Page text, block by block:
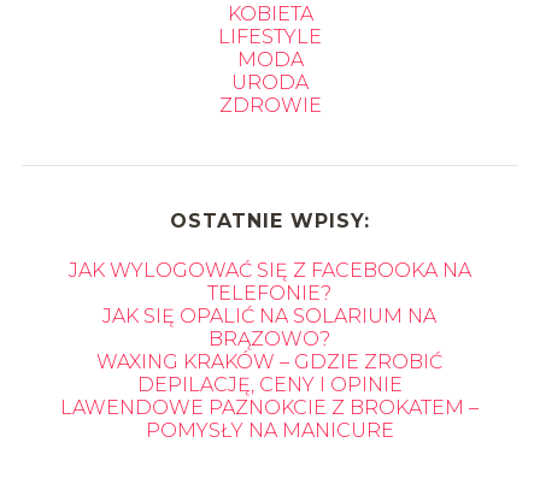
KOBIETA
LIFESTYLE
MODA
URODA
ZDROWIE
OSTATNIE WPISY:
JAK WYLOGOWAĆ SIĘ Z FACEBOOKA NA
TELEFONIE?
JAK SIĘ OPALIĆ NA SOLARIUM NA
BRĄZOWO?
WAXING KRAKÓW – GDZIE ZROBIĆ
DEPILACJĘ, CENY I OPINIE
LAWENDOWE PAZNOKCIE Z BROKATEM –
POMYSŁY NA MANICURE